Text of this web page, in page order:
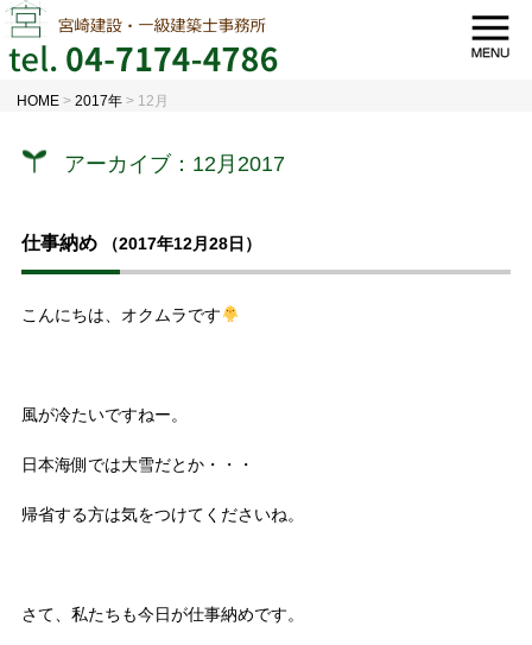
HOME >2017年 > 12月
アーカイブ：12月2017
仕事納め （2017年12月28日）
こんにちは、オクムラです
風が冷たいですねー。
日本海側では大雪だとか・・・
帰省する方は気をつけてくださいね。
さて、私たちも今日が仕事納めです。